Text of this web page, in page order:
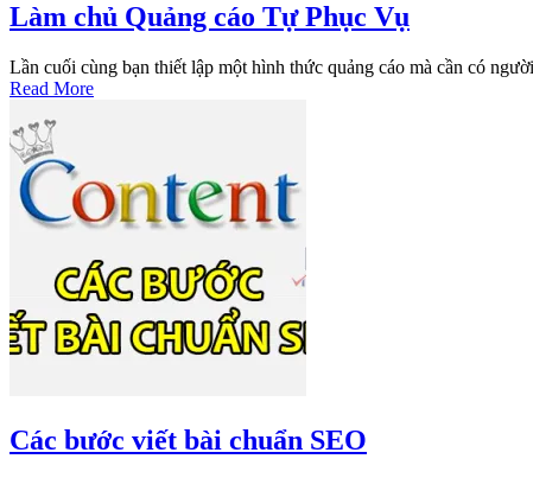
Làm chủ Quảng cáo Tự Phục Vụ
Lần cuối cùng bạn thiết lập một hình thức quảng cáo mà cần có
Read More
Các bước viết bài chuẩn SEO